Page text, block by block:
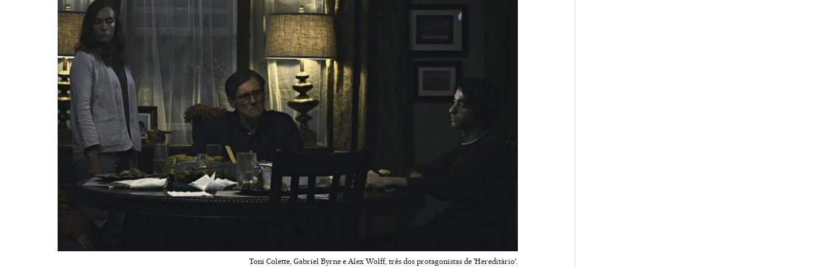
Toni Colette, Gabriel Byrne e Alex Wolff, três dos protagonistas de 'Hereditário'.